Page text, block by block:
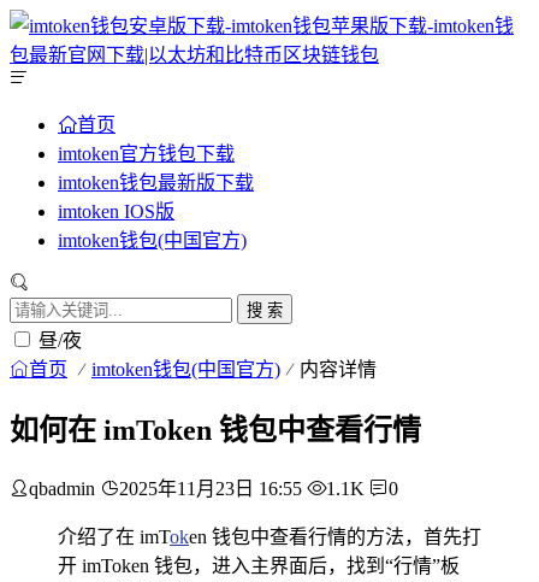
首页
imtoken官方钱包下载
imtoken钱包最新版下载
imtoken IOS版
imtoken钱包(中国官方)
搜 索
昼/夜
首页 imtoken钱包(中国官方) 内容详情
如何在 imToken 钱包中查看行情
qbadmin 2025年11月23日 16:55 1.1K 0
介绍了在 imToken 钱包中查看行情的方法，首先打
开 imToken 钱包，进入主界面后，找到“行情”板